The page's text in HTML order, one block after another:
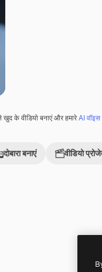
के वीडियो बनाएं और हमारेAI
दोबारा बनाएं वीडियो